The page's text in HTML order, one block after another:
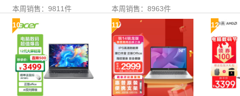
笔记本导购|
笔记本导购|世界上最薄的笔记本
商务本推荐
商务本台式电脑推荐(
笔记本测评|三星笔记本散热器好
本周销售：9811件
本周销售：8963件
10 11 12